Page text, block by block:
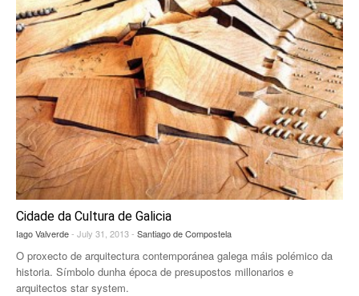
Cidade da Cultura de Galicia
Iago Valverde- July 31, 2013 - Santiago de Compostela
O proxecto de arquitectura contemporánea galega máis polémico da
historia. Símbolo dunha época de presupostos millonarios e
arquitectos star system.